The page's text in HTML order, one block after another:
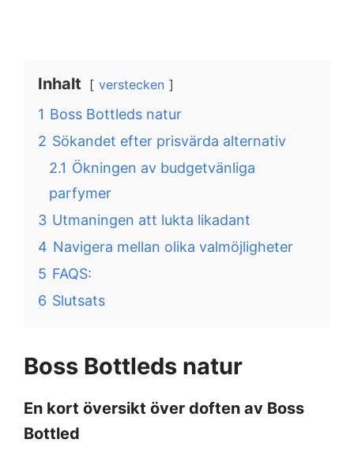
Inhalt verstecken
1 Boss Bottleds natur
2 Sökandet efter prisvärda alternativ
2.1 Ökningen av budgetvänliga
parfymer
3 Utmaningen att lukta likadant
4 Navigera mellan olika valmöjligheter
5 FAQS:
6 Slutsats
Boss Bottleds natur
En kort översikt över doften av Boss
Bottled